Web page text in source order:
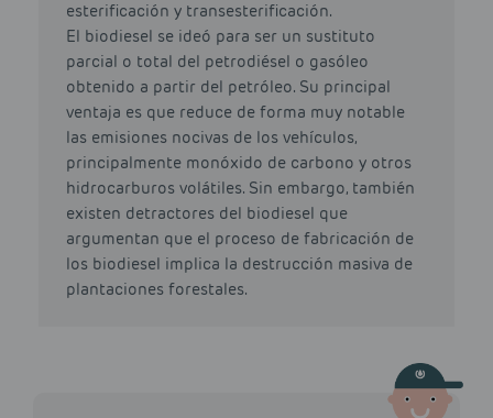
esterificación y transesterificación.
El biodiesel se ideó para ser un sustituto
parcial o total del petrodiésel o gasóleo
obtenido a partir del petróleo. Su principal
ventaja es que reduce de forma muy notable
las emisiones nocivas de los vehículos,
principalmente monóxido de carbono y otros
hidrocarburos volátiles. Sin embargo, también
existen detractores del biodiesel que
argumentan que el proceso de fabricación de
los biodiesel implica la destrucción masiva de
plantaciones forestales.